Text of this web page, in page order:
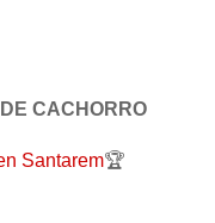
CACHORRO
Santarem🏆